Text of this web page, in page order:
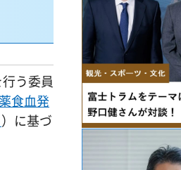
う委員
食血発
）に基づ